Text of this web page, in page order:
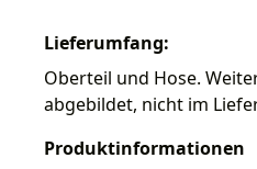
Lieferumfang:
Oberteil und Hose.
abgebildet, nicht im
Produktinformationen